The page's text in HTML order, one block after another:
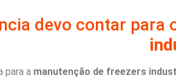
devo contar para
para a manutenção de freezers